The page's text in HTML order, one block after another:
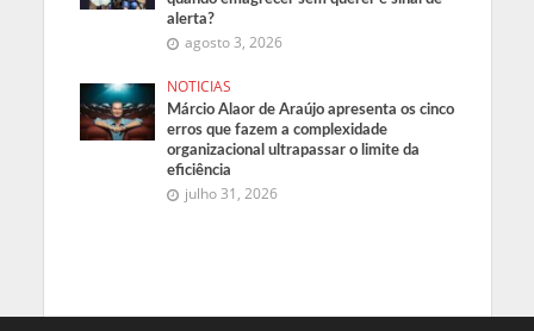
alerta?
agosto 3, 2026
NOTICIAS
Márcio Alaor de Araújo apresenta os cinco
erros que fazem a complexidade
organizacional ultrapassar o limite da
eficiência
julho 31, 2026